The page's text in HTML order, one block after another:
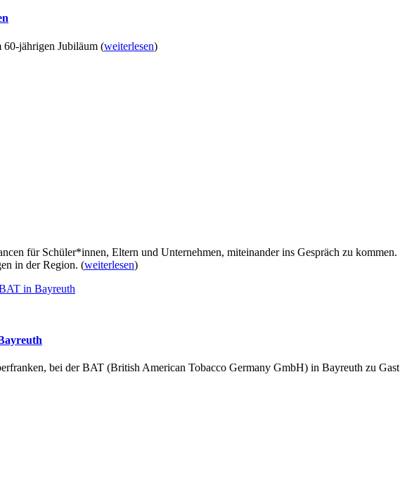
60-jährigen Jubiläum (weiterlesen)
für Schüler*innen, Eltern und Unternehmen, miteinander ins Gespräch zu
in der Region. (weiterlesen)
bei der BAT (British American Tobacco Germany GmbH) in Bayreuth zu Gast